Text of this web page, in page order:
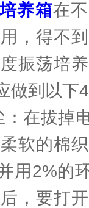
养箱在
，得不
振荡培
做到以下
拔掉电
软的棉
用2%的
，要打